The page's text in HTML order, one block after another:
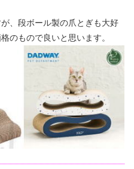
、段ボール製の爪とぎも大好
のもので良いと思います。